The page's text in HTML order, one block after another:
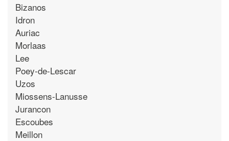
Bizanos
Idron
Auriac
Morlaas
Lee
Poey-de-Lescar
Uzos
Miossens-Lanusse
Jurancon
Escoubes
Meillon